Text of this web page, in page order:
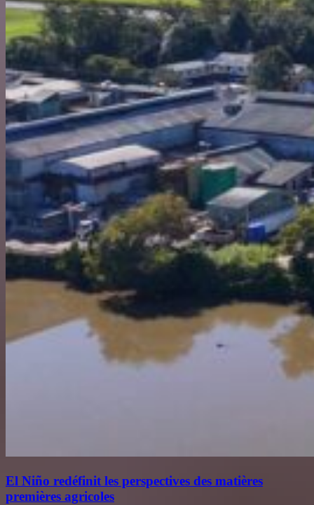
El Niño redéfinit les perspectives des matières
premières agricoles